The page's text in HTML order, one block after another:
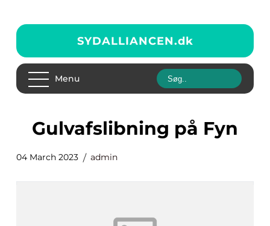
SYDALLIANCEN.dk
Menu
gulvafslibning på Fyn
04 March 2023 admin